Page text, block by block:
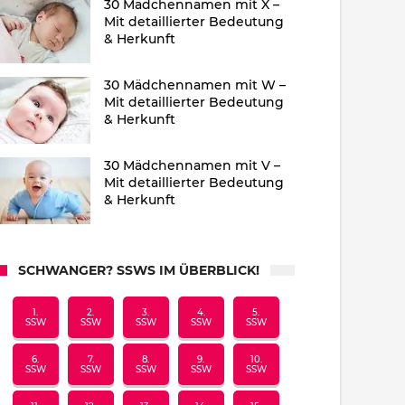
30 Mädchennamen mit X –
Mit detaillierter Bedeutung
& Herkunft
30 Mädchennamen mit W –
Mit detaillierter Bedeutung
& Herkunft
30 Mädchennamen mit V –
Mit detaillierter Bedeutung
& Herkunft
SCHWANGER? SSWS IM ÜBERBLICK!
1.
SSW
2.
SSW
3.
SSW
4.
SSW
5.
SSW
6.
SSW
7.
SSW
8.
SSW
9.
SSW
10.
SSW